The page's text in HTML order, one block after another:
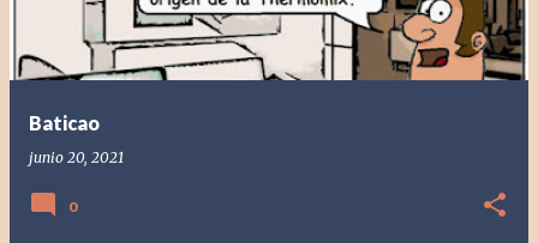
Baticao
junio 20, 2021
0